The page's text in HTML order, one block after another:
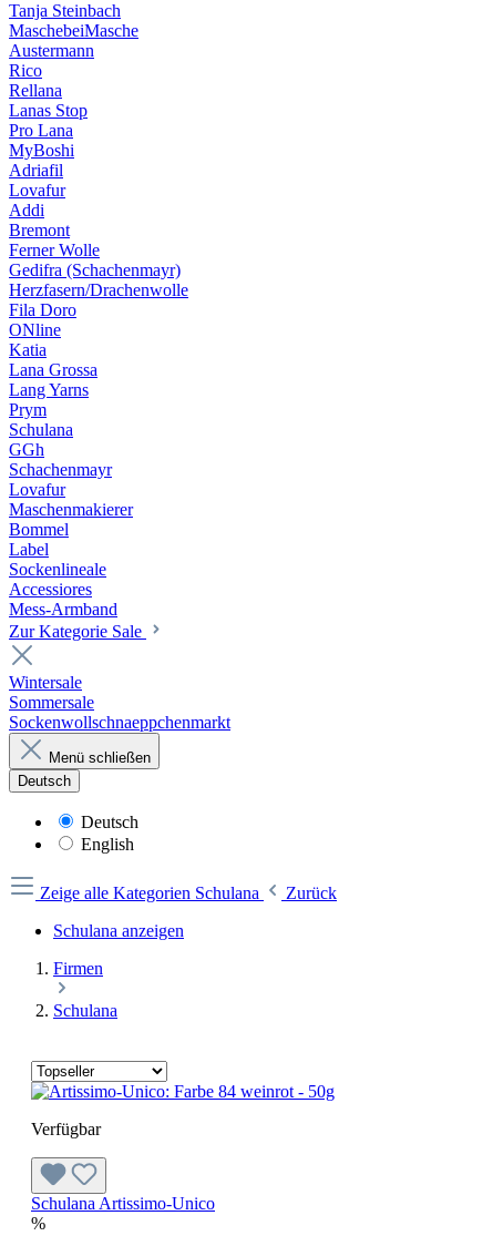
Tanja Steinbach
MaschebeiMasche
Austermann
Rico
Rellana
Lanas Stop
Pro Lana
MyBoshi
Adriafil
Lovafur
Addi
Bremont
Ferner Wolle
Gedifra (Schachenmayr)
Herzfasern/Drachenwolle
Fila Doro
ONline
Katia
Lana Grossa
Lang Yarns
Prym
Schulana
GGh
Schachenmayr
Lovafur
Maschenmakierer
Bommel
Label
Sockenlineale
Accessiores
Mess-Armband
Zur Kategorie Sale
Wintersale
Sommersale
Sockenwollschnaeppchenmarkt
Menü schließen
Deutsch
Deutsch
English
Zeige alle Kategorien Schulana
Zurück
Schulana anzeigen
Firmen
Schulana
Verfügbar
Schulana Artissimo-Unico
%